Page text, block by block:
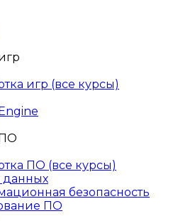
игр (все курсы)
ПО (все курсы)
данных
безопасность
ПО